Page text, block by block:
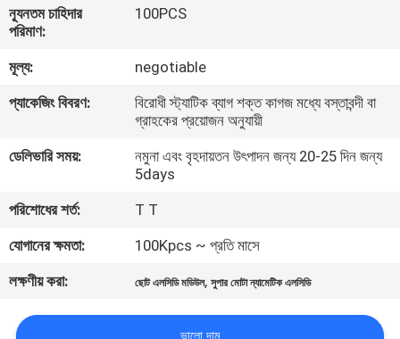
কারখানা
মান
সাথে
যোগাযোগ
করুন
ন্যূনতম চাহিদার
পরিমাণ:
100PCS
মূল্য:
negotiable
প্যাকেজিং বিবরণ:
বিরোধী স্ট্যাটিক ব্যাগ শক্ত কাগজ মধ্যে বস্তাবন্দী বা
গ্রাহকের প্রয়োজন অনুযায়ী
ডেলিভারি সময়:
নমুনা এবং বৃহদায়তন উৎপাদন জন্য 20-25 দিন জন্য
5days
পরিশোধের শর্ত:
T T
যোগানের ক্ষমতা:
100Kpcs ~ প্রতি মাসে
লক্ষণীয় করা:
ছোট এলসিডি মডিউল,সুপার মোটা ন্যামেটিক এলসিডি
ভালো দাম